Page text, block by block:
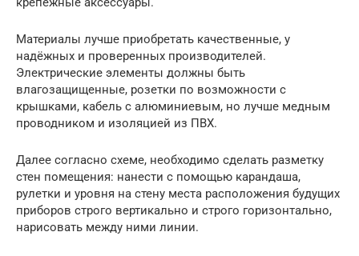
Материалы лучше приобретать качественные, у
надёжных и проверенных производителей.
Электрические элементы должны быть
влагозащищенные, розетки по возможности с
крышками, кабель с алюминиевым, но лучше медным
проводником и изоляцией из ПВХ.
Далее согласно схеме, необходимо сделать разметку
стен помещения: нанести с помощью карандаша,
рулетки и уровня на стену места расположения будущих
приборов строго вертикально и строго горизонтально,
нарисовать между ними линии.